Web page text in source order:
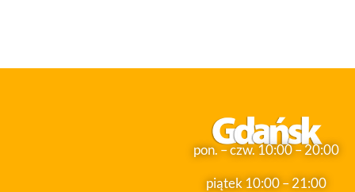
pon. – czw. 10:00 – 20:00
piątek 10:00 – 21:00